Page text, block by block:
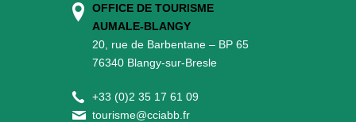
OFFICE DE TOURISME
AUMALE-BLANGY
20, rue de Barbentane – BP 65
76340 Blangy-sur-Bresle
+33 (0)2 35 17 61 09
tourisme@cciabb.fr